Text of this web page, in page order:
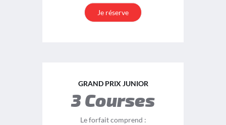
Je réserve
GRAND PRIX JUNIOR
3 Courses
Le forfait comprend :